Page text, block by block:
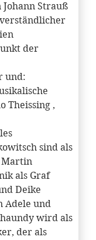
Strauß
der
und:
Theissing ,
sind als
Martin
als Graf
Deike
Adele und
wird als
der als